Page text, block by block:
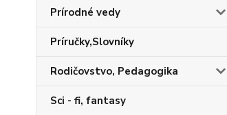
Prírodné vedy
Príručky,Slovníky
Rodičovstvo, Pedagogika
Sci - fi, fantasy